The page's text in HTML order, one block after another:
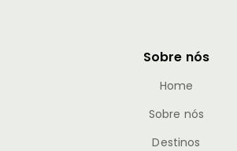
Sobre nós
Home
Sobre nós
Destinos